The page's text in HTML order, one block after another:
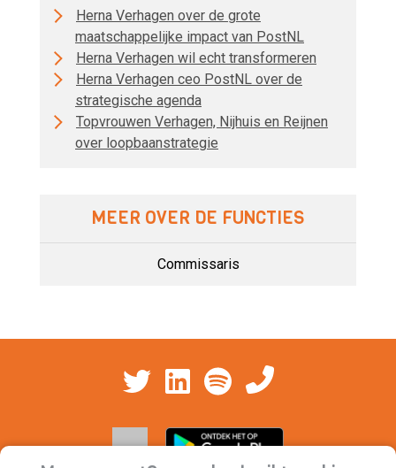
Herna Verhagen over de grote
maatschappelijke impact van PostNL
Herna Verhagen wil echt transformeren
Herna Verhagen ceo PostNL over de
strategische agenda
Topvrouwen Verhagen, Nijhuis en Reijnen
over loopbaanstrategie
MEER OVER DE FUNCTIES
Commissaris